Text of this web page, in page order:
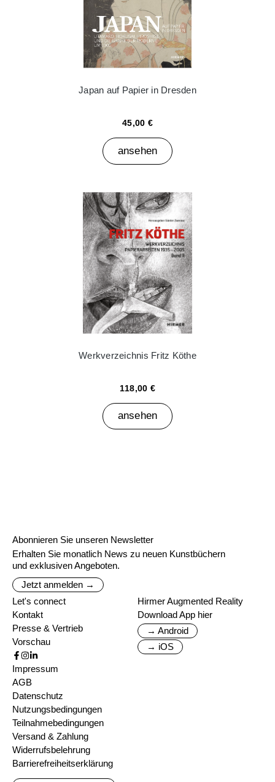
Japan auf Papier in Dresden
45,00 €
ansehen
Werkverzeichnis Fritz Köthe
118,00 €
ansehen
Abonnieren Sie unseren Newsletter
Erhalten Sie monatlich News zu neuen Kunstbüchern
und exklusiven Angeboten.
Jetzt anmelden →
Let's connect
Kontakt
Presse & Vertrieb
Vorschau
Hirmer Augmented Reality
Download App hier
→ Android
→ iOS
Impressum
AGB
Datenschutz
Nutzungsbedingungen
Teilnahmebedingungen
Versand & Zahlung
Widerrufsbelehrung
Barrierefreiheitserklärung